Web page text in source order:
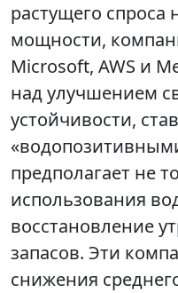
растущего
мощности,
Microsoft, AWS и
над улучшением
устойчивости,
предполагает не
использования
восстановление
запасов. Эти
снижения